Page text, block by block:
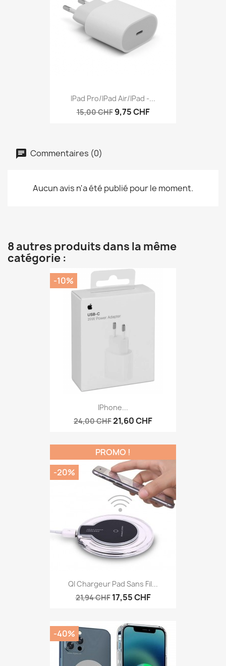
IPad Pro/iPad Air/iPad -...
15,00 CHF 9,75 CHF
Commentaires (0)
Aucun avis n'a été publié pour le moment.
8 autres produits dans la même
catégorie :
IPhone...
24,00 CHF21,60 CHF
-10%
QI Chargeur Pad Sans Fil...
21,94 CHF 17,55 CHF
PROMO !
-20%
-40%